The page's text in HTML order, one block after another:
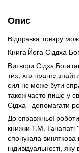
Опис
Відправка товару
Книга Йога Сіддха
Витвори Сідха
тих, хто прагне
сил не може бути
також часто пише у
Сідха - допомагати
До справжньої роботи
книжки Т.М.
спонукала виняткова
індивідуальності,